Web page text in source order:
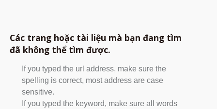
Các trang hoặc tài liệu mà bạn đang tìm
đã không thể tìm được.
If you typed the url address, make sure the
spelling is correct, most address are case
sensitive.
If you typed the keyword, make sure all words